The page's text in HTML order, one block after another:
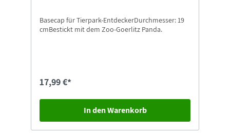
Basecap für Tierpark-EntdeckerDurchmesser: 19
cmBestickt mit dem Zoo-Goerlitz Panda.
17,99 €*
In den Warenkorb